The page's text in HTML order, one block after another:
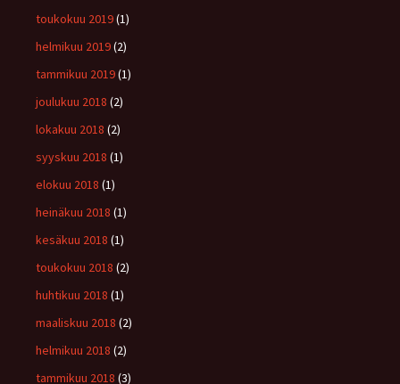
toukokuu 2019(1)
helmikuu 2019(2)
tammikuu 2019(1)
joulukuu 2018 (2)
lokakuu 2018 (2)
syyskuu 2018 (1)
elokuu 2018 (1)
heinäkuu 2018 (1)
kesäkuu 2018 (1)
toukokuu 2018 (2)
huhtikuu 2018 (1)
maaliskuu 2018 (2)
helmikuu 2018 (2)
tammikuu 2018 (3)